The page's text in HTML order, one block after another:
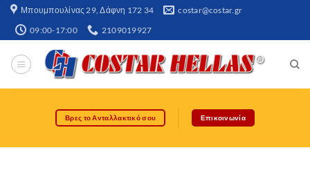
Μπουμπουλίνας 29, Δάφνη 172 34​ costar@costar.gr
09:00-17:00 2109019927
Βρες το Ανταλλακτικό σου Επικοινωνία